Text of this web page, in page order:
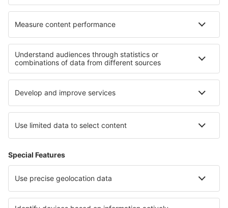
Algemene voorwaarden
Mijn boekingen
Privacykennisgeving
Ondersteuning en contact
Privacy
Landen
Internationale sites
eSky.eu eSky.com eDestinos.com